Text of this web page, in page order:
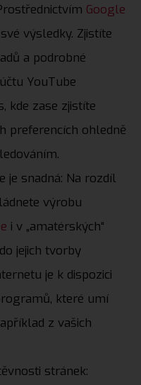
Google
výsledky. Zjistíte
a podrobné
YouTube
kde zase zjistíte
preferencích ohledně
je snadná: Na rozdíl
výrobu
i v „amatérských“
jejich tvorby
je k dispozici
které umí
z vašich
stránek: